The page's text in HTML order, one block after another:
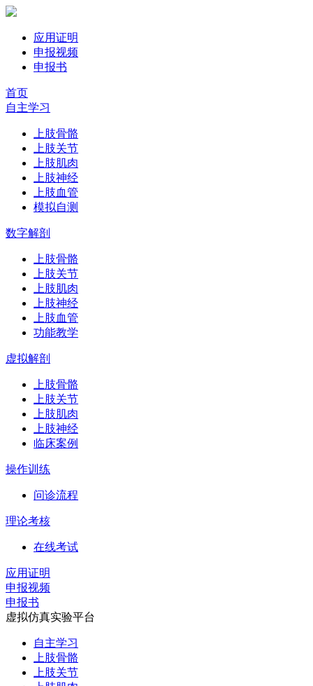
应用证明
申报视频
申报书
首页
自主学习
上肢骨骼
上肢关节
上肢肌肉
上肢神经
上肢血管
模拟自测
数字解剖
上肢骨骼
上肢关节
上肢肌肉
上肢神经
上肢血管
功能教学
虚拟解剖
上肢骨骼
上肢关节
上肢肌肉
上肢神经
临床案例
操作训练
问诊流程
理论考核
在线考试
应用证明
申报视频
申报书
虚拟仿真实验平台
自主学习
上肢骨骼
上肢关节